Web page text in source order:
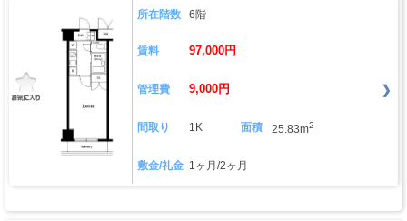
所在階数 6階
賃料 97,000円
管理費 9,000円
間取り 1K 面積 25.83m2
敷金/礼金 1ヶ月/2ヶ月